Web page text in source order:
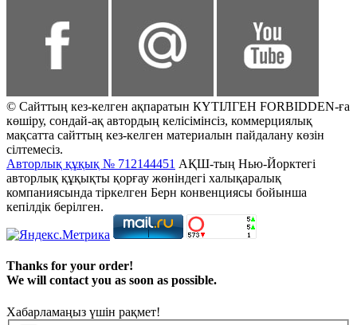
© Сайттың кез-келген ақпаратын КҮТІЛГЕН FORBIDDEN-ға
көшіру, сондай-ақ автордың келісімінсіз, коммерциялық
мақсатта сайттың кез-келген материалын пайдалану көзін
сілтемесіз.
Авторлық құқық № 712144451 АҚШ-тың Нью-Йорктегі
авторлық құқықты қорғау жөніндегі халықаралық
компаниясында тіркелген Берн конвенциясы бойынша
кепілдік берілген.
Thanks for your order!
We will contact you as soon as possible.
Хабарламаңыз үшін рақмет!